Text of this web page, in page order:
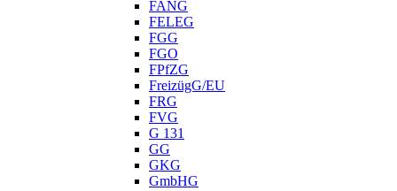
FANG
FELEG
FGG
FGO
FPfZG
FreizügG/EU
FRG
FVG
G 131
GG
GKG
GmbHG